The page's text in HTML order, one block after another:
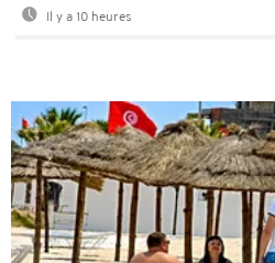
Il y a 10 heures